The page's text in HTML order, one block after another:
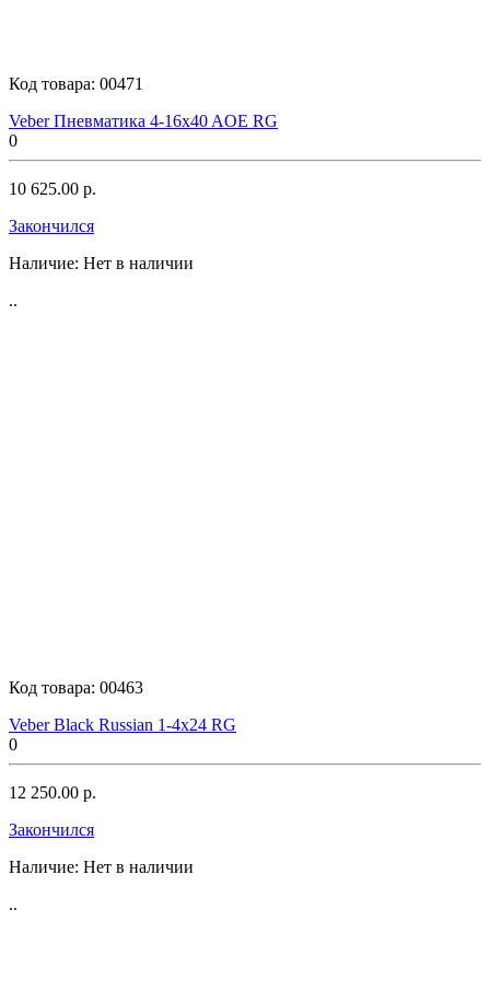
Код товара: 00471
Veber Пневматика 4-16x40 AOE RG
0
10 625.00 р.
Закончился
Наличие: Нет в наличии
..
Код товара: 00463
Veber Black Russian 1-4x24 RG
0
12 250.00 р.
Закончился
Наличие: Нет в наличии
..